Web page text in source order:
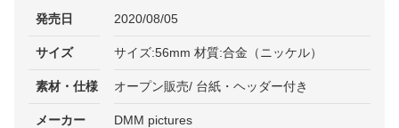
発売日 2020/08/05
サイズ サイズ:56mm 材質:合金（ニッケル）
素材・仕様 オープン販売/ 台紙・ヘッダー付き
メーカー DMM pictures